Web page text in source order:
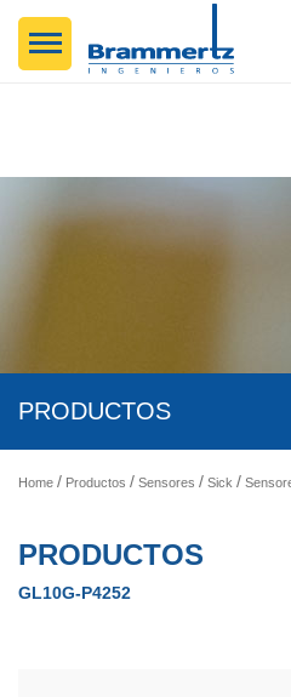
PRODUCTOS
Home Productos Sensores Sick
PRODUCTOS
GL10G-P4252